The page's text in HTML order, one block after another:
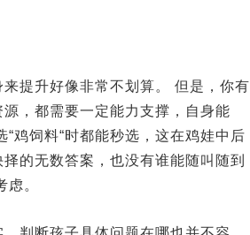
提升好像非常不划算。 但是，你有
，都需要一定能力支撑，自身能
鸡饲料“时都能秒选，这在鸡娃中后
的无数答案，也没有谁能随叫随到
。